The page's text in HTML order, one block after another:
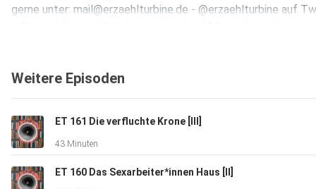
gerne unter: mail@erzaehlturbine.de - @erzaehlturbine auf
This work is licensed under CC BY-NC 4.0
Folge direkt herunterladen
Weitere Episoden
ET 161 Die verfluchte Krone [III]
43 Minuten
ET 160 Das Sexarbeiter*innen Haus [II]